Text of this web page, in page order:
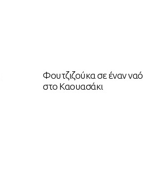
Φουτζιζούκα σε έναν ναό
στο Καουασάκι